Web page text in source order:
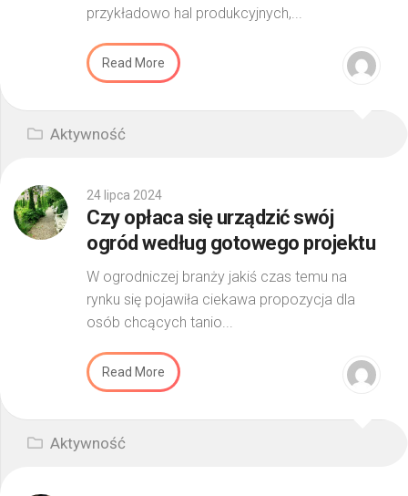
przykładowo hal produkcyjnych,...
Read More
Aktywność
24 lipca 2024
Czy opłaca się urządzić swój
ogród według gotowego projektu
W ogrodniczej branży jakiś czas temu na
rynku się pojawiła ciekawa propozycja dla
osób chcących tanio...
Read More
Aktywność